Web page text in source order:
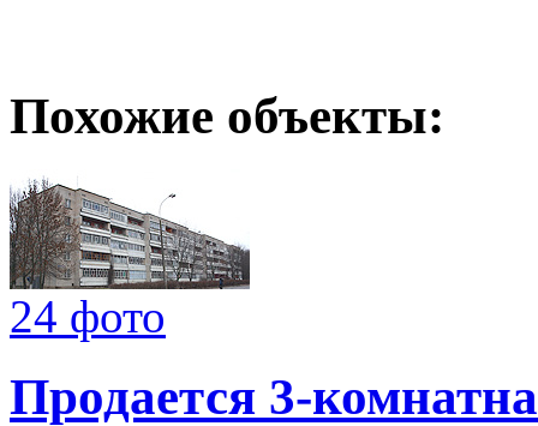
Похожие объекты:
24 фото
Продается 3-